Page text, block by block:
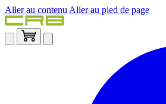
Aller au contenu Aller au pied de page